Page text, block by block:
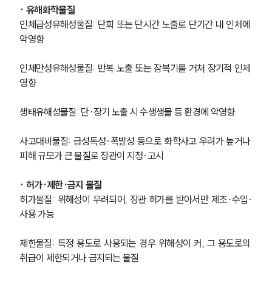
ABOUT
그룹소개
대륜의 강점
업무협력·법률자문 기업
오시는 길
AI대륜
INSIGHT
주요 업무사례
· 유해화학물질
인체급성유해성물질: 단회 또는 단시간 노출로 단기간 내 인체에
악영향
인체만성유해성물질: 반복 노출 또는 잠복기를 거쳐 장기적 인체
영향
생태유해성물질: 단·장기 노출 시 수생생물 등 환경에 악영향
사고대비물질: 급성독성·폭발성 등으로 화학사고 우려가 높거나
피해 규모가 큰 물질로 장관이 지정·고시
· 허가·제한·금지 물질
허가물질: 위해성이 우려되어, 장관 허가를 받아서만 제조·수입·
사용 가능
제한물질: 특정 용도로 사용되는 경우 위해성이 커, 그 용도로의
취급이 제한되거나 금지되는 물질